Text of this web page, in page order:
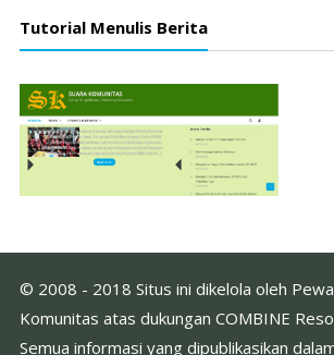
Tutorial Menulis Berita
© 2008 - 2018 Situs ini dikelola oleh
Komunitas atas dukungan COMBINE
Semua informasi yang dipublikasikan